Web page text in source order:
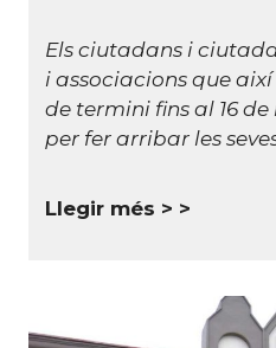
Els ciutadans i
i associacions que
de termini fins al 16
per fer arribar les
Llegir més >